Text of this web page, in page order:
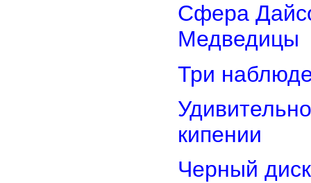
Сфера
Медведицы
Три
кипении
Черный